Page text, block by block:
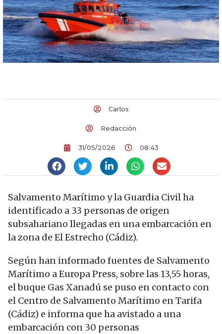
Carlos
Redacción
31/05/2026 08:43
Salvamento Marítimo y la Guardia Civil ha
identificado a 33 personas de origen
subsahariano llegadas en una embarcación en
la zona de El Estrecho (Cádiz).
Según han informado fuentes de Salvamento
Marítimo a Europa Press, sobre las 13,55 horas,
el buque Gas Xanadú se puso en contacto con
el Centro de Salvamento Marítimo en Tarifa
(Cádiz) e informa que ha avistado a una
embarcación con 30 personas